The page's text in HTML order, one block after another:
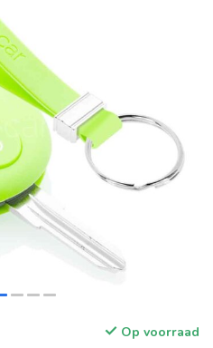
Op voorraad